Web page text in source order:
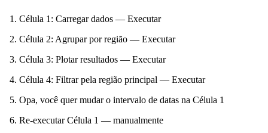
Célula 1: Carregar dados — Executar
Célula 2: Agrupar por região — Executar
Célula 3: Plotar resultados — Executar
Célula 4: Filtrar pela região principal — Executar
Opa, você quer mudar o intervalo de datas na Célula 1
Re-executar Célula 1 — manualmente